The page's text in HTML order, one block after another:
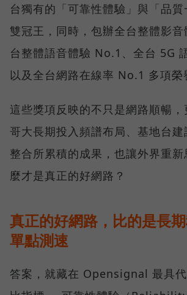
台獨有的「可靠性體驗」與「品
雙冠王，同時，包辦全台整體影
台整體語音體驗 No.1、全台 5G
以及全台網路在線率 No.1 多項榮
這些獎項反映的不只是網路順暢
哥大長期投入頻譜布局、基地台
整合所累積的成果，也讓外界重
麼才是真正的好網路？
真正的好網路，比的是長
單點測速
答案，就藏在 Opensignal 最具